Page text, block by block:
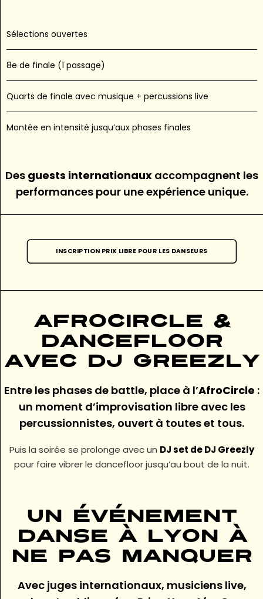
Sélections ouvertes
8e de finale (1 passage)
Quarts de finale avec musique + percussions live
Montée en intensité jusqu’aux phases finales
Des guests internationaux accompagnent les
performances pour une expérience unique.
INSCRIPTION PRIX LIBRE POUR LES DANSEURS
AfroCircle &
dancefloor
avec DJ Greezly
Entre les phases de battle, place à l’AfroCircle :
un moment d’improvisation libre avec les
percussionnistes, ouvert à toutes et tous.
Puis la soirée se prolonge avec un DJ set deDJ Greezly
pour faire vibrer le dancefloor jusqu’au bout de la nuit.
Un événement
danse à Lyon à
ne pas manquer
Avec juges internationaux, musiciens live,